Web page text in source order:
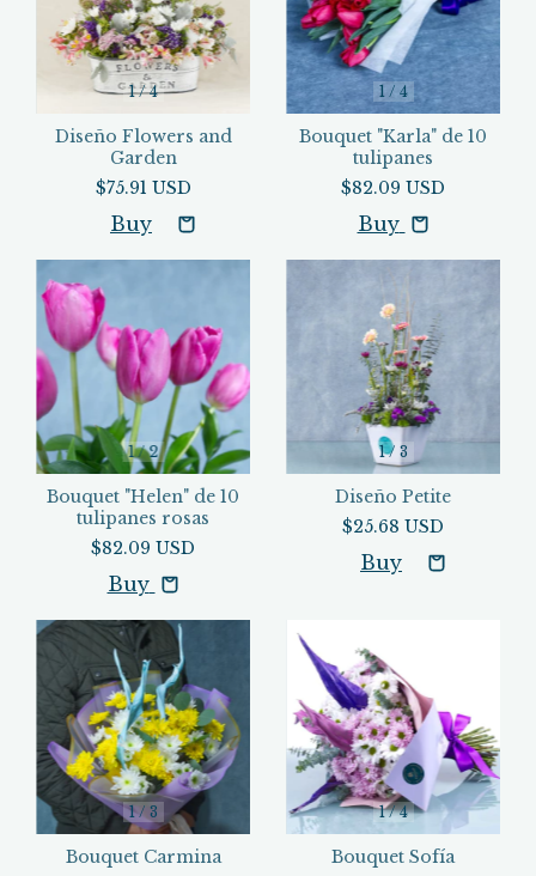
1/4
Diseño Flowers and
Garden
$75.91 USD
1/ 4
Bouquet "Karla" de 10
tulipanes
$82.09 USD
Buy
1/2
Bouquet "Helen" de 10
tulipanes rosas
$82.09 USD
Buy
1/ 3
Diseño Petite
$25.68 USD
1/ 3
Bouquet Carmina
1/4
Bouquet Sofía